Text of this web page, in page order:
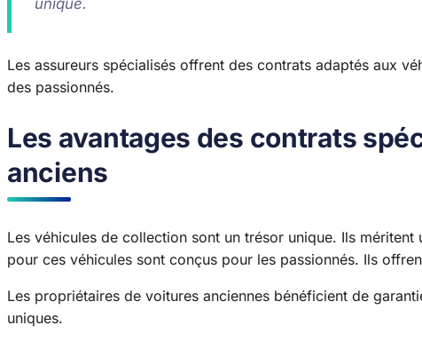
unique.
Les assureurs spécialisés offrent des contrats adaptés aux
des passionnés.
Les avantages des contrats
anciens
Les véhicules de collection sont un trésor unique. Ils méritent
pour ces véhicules sont conçus pour les passionnés. Ils
Les propriétaires de voitures anciennes bénéficient de
uniques.